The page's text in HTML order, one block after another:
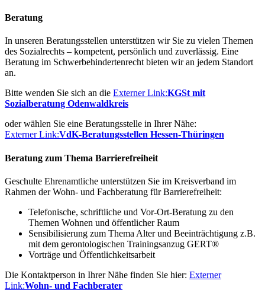
Beratung
In unseren Beratungsstellen unterstützen wir Sie zu vielen Themen
des Sozialrechts – kompetent, persönlich und zuverlässig. Eine
Beratung im Schwerbehindertenrecht bieten wir an jedem Standort
an.
Bitte wenden Sie sich an die Externer Link:KGSt mit
Sozialberatung Odenwaldkreis
oder wählen Sie eine Beratungsstelle in Ihrer Nähe:
Externer Link:VdK-Beratungsstellen Hessen-Thüringen
Beratung zum Thema Barrierefreiheit
Geschulte Ehrenamtliche unterstützen Sie im Kreisverband im
Rahmen der Wohn- und Fachberatung für Barrierefreiheit:
Telefonische, schriftliche und Vor-Ort-Beratung zu den
Themen Wohnen und öffentlicher Raum
Sensibilisierung zum Thema Alter und Beeinträchtigung z.B.
mit dem gerontologischen Trainingsanzug GERT®
Vorträge und Öffentlichkeitsarbeit
Die Kontaktperson in Ihrer Nähe finden Sie hier: Externer
Link:Wohn- und Fachberater